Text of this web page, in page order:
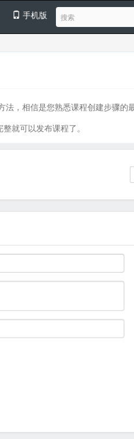
手机版
，相信是您熟悉课程创建步骤的
就可以发布课程了。